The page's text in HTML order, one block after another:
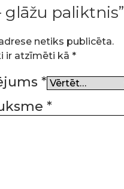
glāžu paliktnis”
netiks publicēta.
ir atzīmēti kā *
*
*